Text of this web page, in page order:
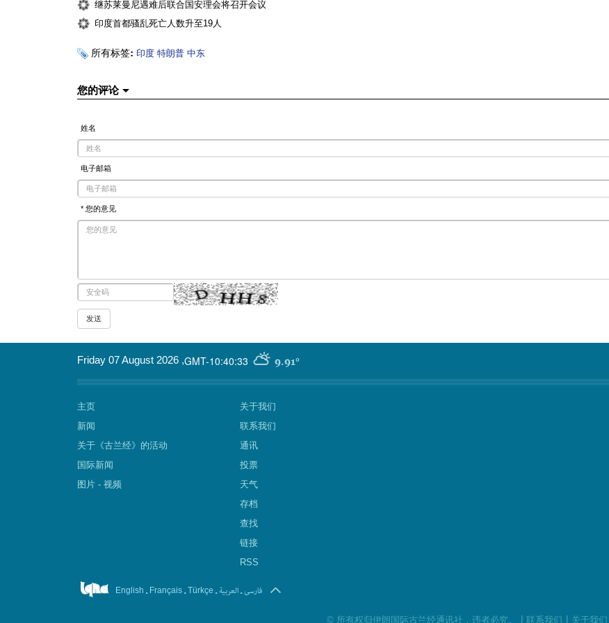
继苏莱曼尼遇难后联合国安理会将召开会议
印度首都骚乱死亡人数升至19人
所有标签: 印度 特朗普 中东
您的评论
姓名
电子邮箱
* 您的意见
GMT-10:40:33 9.91°
Friday 07 August 2026 ,
主页
新闻
关于《古兰经》的活动
国际新闻
图片 - 视频
关于我们
联系我们
通讯
投票
天气
存档
查找
链接
RSS
English . Français .Türkçe .العربیة.فارسی
© 所有权归伊朗国际古兰经通讯社，违者必究。 联系我们 关于我们